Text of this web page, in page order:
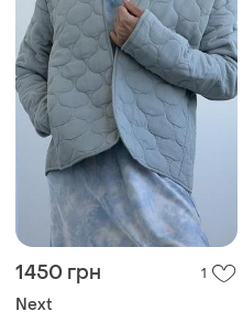
1450 грн 1
Next